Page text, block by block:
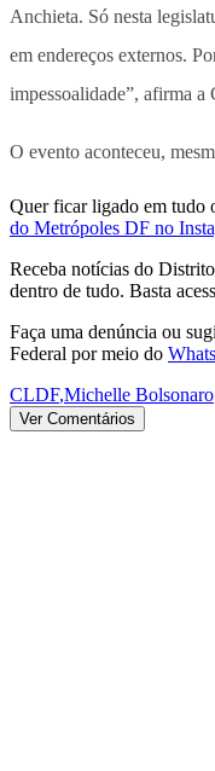
Anchieta. Só nesta
em endereços externos.
impessoalidade”, afirma a
O evento aconteceu,
Quer ficar ligado em tudo
do Metrópoles DF no
Receba notícias do
dentro de tudo. Basta
Faça uma denúncia ou
Federal por meio do
CLDF,Michelle Bolsonaro
Ver Comentários